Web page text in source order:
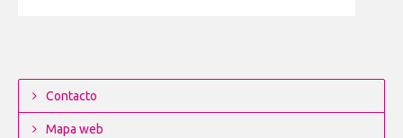
Contacto
Mapa web